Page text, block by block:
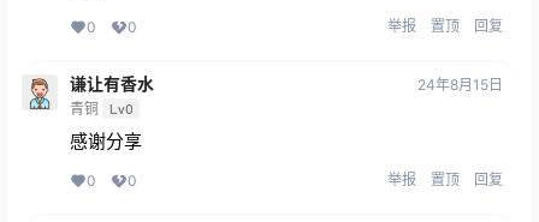
0 0 举报 置顶 回复
谦让有香水
青铜 Lv0
24年8月15日
感谢分享
0 0 举报 置顶 回复